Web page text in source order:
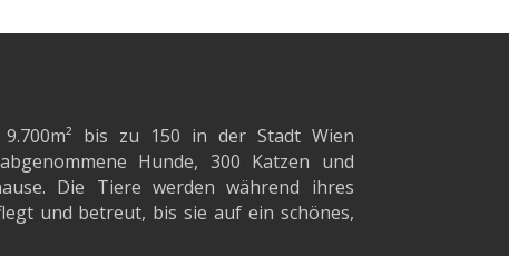
bis zu 150 in der Stadt Wien
Hunde, 300 Katzen und
Die Tiere werden während ihres
und betreut, bis sie auf ein schönes,